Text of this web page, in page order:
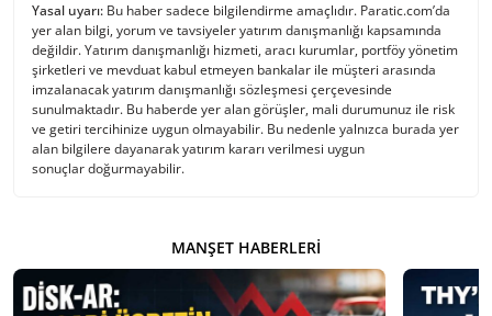
Yasal uyarı: Bu haber sadece bilgilendirme amaçlıdır. Paratic.com’da
yer alan bilgi, yorum ve tavsiyeler yatırım danışmanlığı kapsamında
değildir. Yatırım danışmanlığı hizmeti, aracı kurumlar, portföy yönetim
şirketleri ve mevduat kabul etmeyen bankalar ile müşteri arasında
imzalanacak yatırım danışmanlığı sözleşmesi çerçevesinde
sunulmaktadır. Bu haberde yer alan görüşler, mali durumunuz ile risk
ve getiri tercihinize uygun olmayabilir. Bu nedenle yalnızca burada yer
alan bilgilere dayanarak yatırım kararı verilmesi uygun
sonuçlar doğurmayabilir.
MANŞET HABERLERI